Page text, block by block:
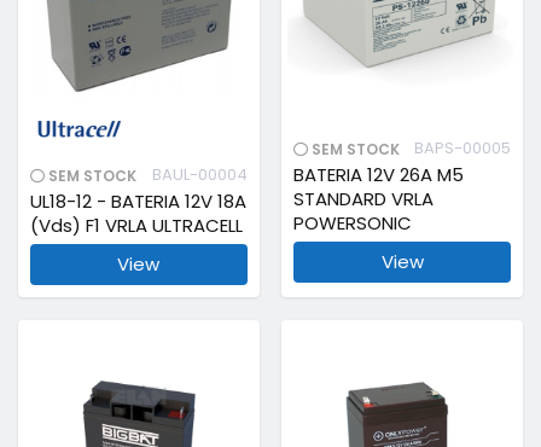
SEM STOCK BAUL-00004
UL18-12 - BATERIA 12V 18A
(Vds) F1 VRLA ULTRACELL
View
SEM STOCK BAPS-00005
BATERIA 12V 26A M5
STANDARD VRLA
POWERSONIC
View